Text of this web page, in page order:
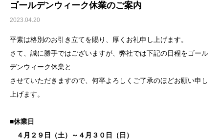
ゴールデンウィーク休業のご案内
2023.04.20
平素は格別のお引き立てを賜り、厚くお礼申し上げます。
さて、誠に勝手ではございますが、弊社では下記の日程をゴール
デンウィーク休業と
させていただきますので、何卒よろしくご了承のほどお願い申し
上げます。
■休業日
４月２９日（土）～４月３０日（日）